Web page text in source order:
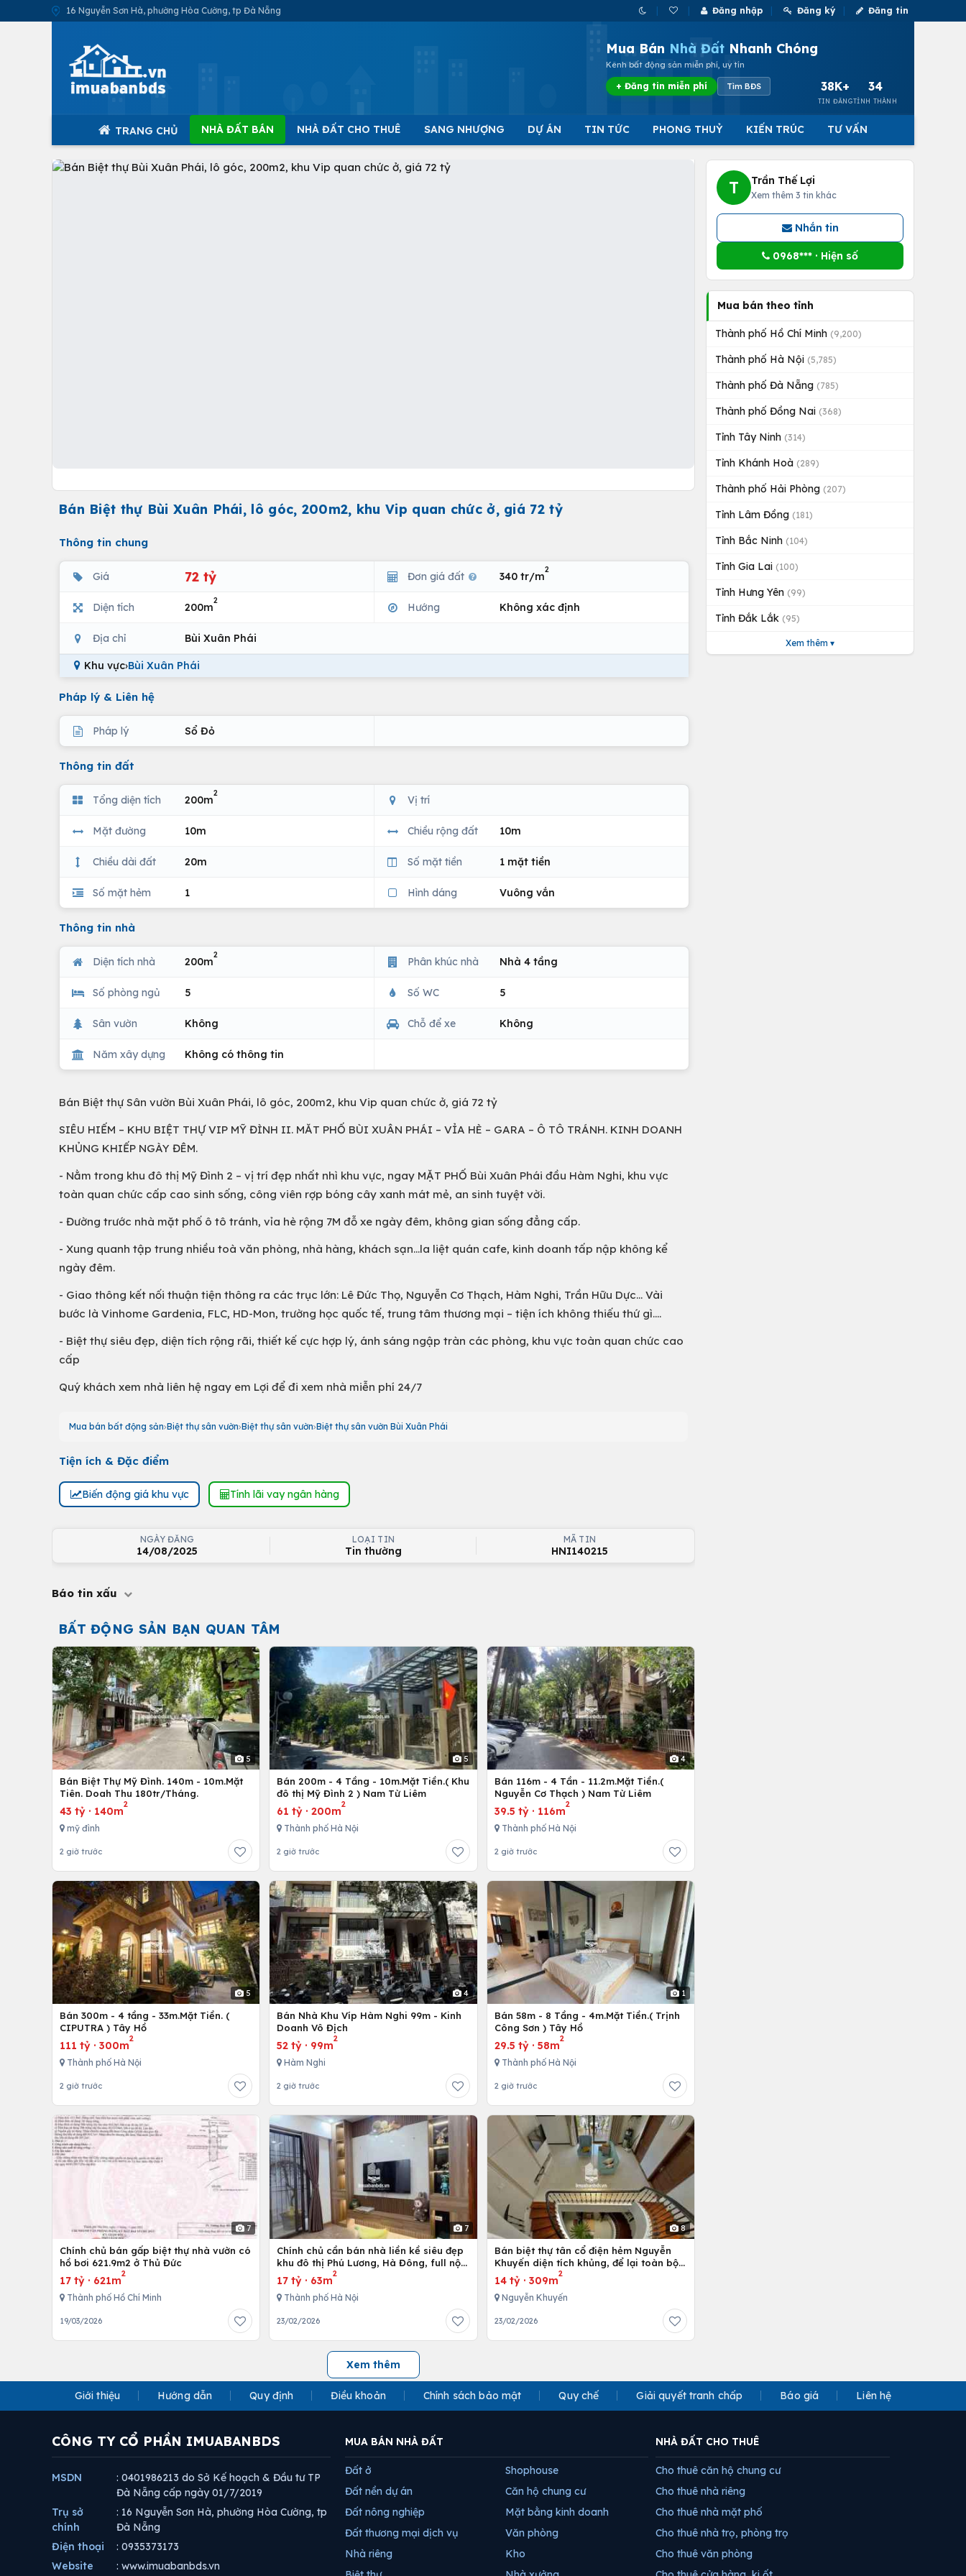
16 Nguyễn Sơn Hà, phường Hòa Cường, tp Đà Nẵng Đăng nhập Đăng ký Đăng tin
Mua Bán Nhà Đất Nhanh Chóng
Kênh bất động sản miễn phí, uy tín
+ Đăng tin miễn phí Tìm BĐS 38K+
TIN ĐĂNG
34
TỈNH THÀNH
TRANG CHỦ NHÀ ĐẤT BÁN NHÀ ĐẤT CHO THUÊ SANG NHƯỢNG DỰ ÁN TIN TỨC PHONG THUỶ KIẾN TRÚC TƯ VẤN
Bán Biệt thự Bùi Xuân Phái, lô góc, 200m2, khu Vip quan chức ở, giá 72 tỷ
Thông tin chung
Giá 72 tỷ Đơn giá đất 340 tr/m
2
Diện tích 200m
2
Hướng Không xác định
Địa chỉ Bùi Xuân Phái
Khu vực›Bùi Xuân Phái
Pháp lý & Liên hệ
Pháp lý Sổ Đỏ
Thông tin đất
Tổng diện tích 200m
2
Vị trí
Mặt đường 10m Chiều rộng đất 10m
Chiều dài đất 20m Số mặt tiền 1 mặt tiền
Số mặt hẻm 1 Hình dáng Vuông vắn
Thông tin nhà
Diện tích nhà 200m
2
Phân khúc nhà Nhà 4 tầng
Số phòng ngủ 5 Số WC 5
Sân vườn Không Chỗ để xe Không
Năm xây dựng Không có thông tin
Bán Biệt thự Sân vườn Bùi Xuân Phái, lô góc, 200m2, khu Vip quan chức ở, giá 72 tỷ
SIÊU HIẾM – KHU BIỆT THỰ VIP MỸ ĐÌNH II. MĂT PHỐ BÙI XUÂN PHÁI – VỈA HÈ – GARA – Ô TÔ TRÁNH. KINH DOANH
KHỦNG KHIẾP NGÀY ĐÊM.
- Nằm trong khu đô thị Mỹ Đình 2 – vị trí đẹp nhất nhì khu vực, ngay MẶT PHỐ Bùi Xuân Phái đầu Hàm Nghi, khu vực
toàn quan chức cấp cao sinh sống, công viên rợp bóng cây xanh mát mẻ, an sinh tuyệt vời.
- Đường trước nhà mặt phố ô tô tránh, vỉa hè rộng 7M đỗ xe ngày đêm, không gian sống đẳng cấp.
- Xung quanh tập trung nhiều toà văn phòng, nhà hàng, khách sạn...la liệt quán cafe, kinh doanh tấp nập không kể
ngày đêm.
- Giao thông kết nối thuận tiện thông ra các trục lớn: Lê Đức Thọ, Nguyễn Cơ Thạch, Hàm Nghi, Trần Hữu Dực... Vài
bước là Vinhome Gardenia, FLC, HD-Mon, trường học quốc tế, trung tâm thương mại – tiện ích không thiếu thứ gì....
- Biệt thự siêu đẹp, diện tích rộng rãi, thiết kế cực hợp lý, ánh sáng ngập tràn các phòng, khu vực toàn quan chức cao
cấp
Quý khách xem nhà liên hệ ngay em Lợi để đi xem nhà miễn phí 24/7
Mua bán bất động sản Biệt thự sân vườn Biệt thự sân vườn Biệt thự sân vườn Bùi Xuân Phái
Tiện ích & Đặc điểm
Biến động giá khu vực Tính lãi vay ngân hàng
NGÀY ĐĂNG
14/08/2025
LOẠI TIN
Tin thường
MÃ TIN
HNI140215
Báo tin xấu
BẤT ĐỘNG SẢN BẠN QUAN TÂM
5
Bán Biệt Thự Mỹ Đình. 140m - 10m.Mặt
Tiên. Doah Thu 180tr/Tháng.
43 tỷ · 140m
2
mỹ đình
2 giờ trước
5
Bán 200m - 4 Tầng - 10m.Mặt Tiền.( Khu
đô thị Mỹ Đình 2 ) Nam Từ Liêm
61 tỷ ·200m
2
Thành phố Hà Nội
2 giờ trước
4
Bán 116m - 4 Tần - 11.2m.Mặt Tiền.(
Nguyễn Cơ Thạch ) Nam Từ Liêm
39.5 tỷ· 116m
2
Thành phố Hà Nội
2 giờ trước
5
Bán 300m - 4 tầng - 33m.Mặt Tiền. (
CIPUTRA ) Tây Hồ
111 tỷ · 300m
2
Thành phố Hà Nội
2 giờ trước
4
Bán Nhà Khu Víp Hàm Nghi 99m - Kinh
Doanh Vô Địch
52 tỷ · 99m
2
Hàm Nghi
2 giờ trước
1
Bán 58m - 8 Tầng - 4m.Mặt Tiền.( Trịnh
Công Sơn ) Tây Hồ
29.5 tỷ· 58m
2
Thành phố Hà Nội
2 giờ trước
7
Chính chủ bán gấp biệt thự nhà vườn có
hồ bơi 621.9m2 ở Thủ Đức
17 tỷ · 621m
2
Thành phố Hồ Chí Minh
19/03/2026
7
Chính chủ cần bán nhà liền kề siêu đẹp
khu đô thị Phú Lương, Hà Đông, full nội
thất cao cấp
17 tỷ · 63m
2
Thành phố Hà Nội
23/02/2026
8
Bán biệt thự tân cổ điện hẻm Nguyễn
Khuyến diện tích khủng, để lại toàn bộ
nội thất
14 tỷ· 309m
2
Nguyễn Khuyến
23/02/2026
Xem thêm
T Trần Thế Lợi
Xem thêm 3 tin khác
Nhắn tin
0968*** · Hiện số
Mua bán theo tỉnh
Thành phố Hồ Chí Minh (9,200)
Thành phố Hà Nội (5,785)
Thành phố Đà Nẵng (785)
Thành phố Đồng Nai (368)
Tỉnh Tây Ninh (314)
Tỉnh Khánh Hoà (289)
Thành phố Hải Phòng (207)
Tỉnh Lâm Đồng (181)
Tỉnh Bắc Ninh (104)
Tỉnh Gia Lai (100)
Tỉnh Hưng Yên (99)
Tỉnh Đắk Lắk (95)
Xem thêm ▾
Giới thiệu Hướng dẫn Quy định Điều khoản Chính sách bảo mật Quy chế Giải quyết tranh chấp Báo giá Liên hệ
CÔNG TY CỔ PHẦN IMUABANBDS
MSDN
: 0401986213 do Sở Kế hoạch & Đầu tư TP
Đà Nẵng cấp ngày 01/7/2019
Trụ sở
chính
: 16 Nguyễn Sơn Hà, phường Hòa Cường, tp
Đà Nẵng
Điện thoại
: 0935373173
Website
: www.imuabanbds.vn
MUA BÁN NHÀ ĐẤT
Đất ở
Đất nền dự án
Đất nông nghiệp
Đất thương mại dịch vụ
Nhà riêng
Shophouse
Căn hộ chung cư
Mặt bằng kinh doanh
Văn phòng
Kho
NHÀ ĐẤT CHO THUÊ
Cho thuê căn hộ chung cư
Cho thuê nhà riêng
Cho thuê nhà mặt phố
Cho thuê nhà trọ, phòng trọ
Cho thuê văn phòng